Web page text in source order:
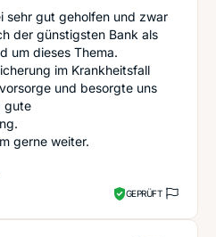
sehr gut geholfen und zwar
der günstigsten Bank als
um dieses Thema.
im Krankheitsfall
und besorgte uns
gute
gerne weiter.
GEPRÜFT